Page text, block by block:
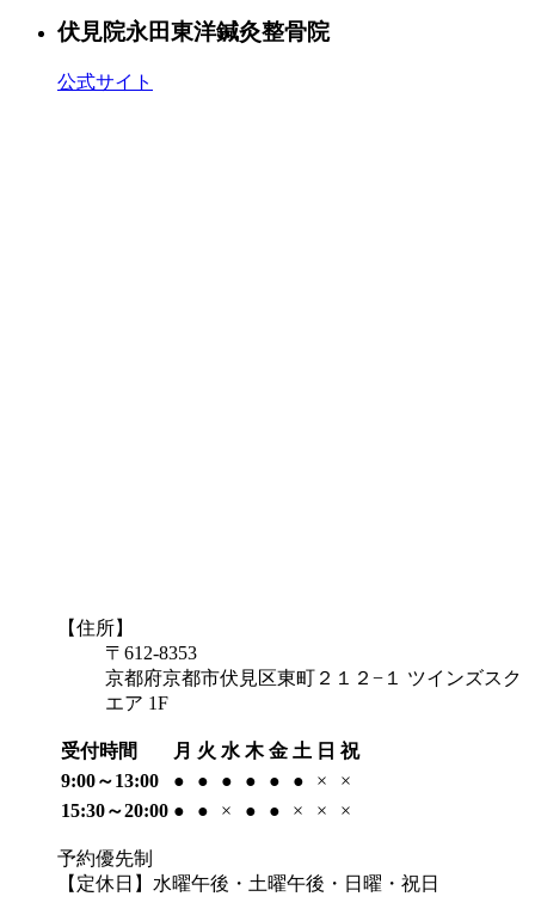
伏見院永田東洋鍼灸整骨院
公式サイト
【住所】
〒612-8353
京都府京都市伏見区東町２１２−１ ツインズスク
エア 1F
受付時間 月 火 水 木 金 土 日 祝
9:00～13:00
● ● ● ● ● ● ×
×
15:30～20:00 ● ● × ● ● × × ×
予約優先制
【定休日】水曜午後・土曜午後・日曜・祝日